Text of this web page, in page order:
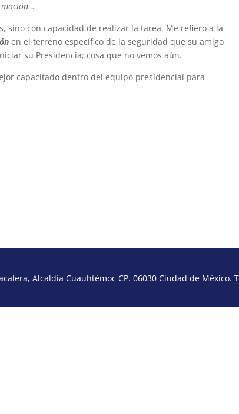
sino con capacidad de realizar la tarea. Me refiero a la
en el terreno específico de la seguridad que su amigo
su Presidencia; cosa que no vemos aún.
capacitado dentro del equipo presidencial para
Alcaldía Cuauhtémoc CP. 06030 Ciudad de México.